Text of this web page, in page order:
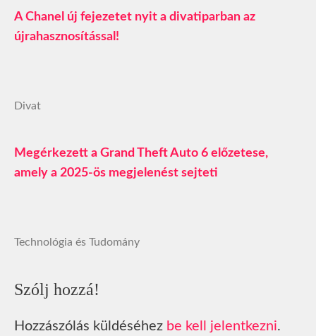
A Chanel új fejezetet nyit a divatiparban az
újrahasznosítással!
Divat
Megérkezett a Grand Theft Auto 6 előzetese,
amely a 2025-ös megjelenést sejteti
Technológia és Tudomány
Szólj hozzá!
Hozzászólás küldéséhez be kell jelentkezni.